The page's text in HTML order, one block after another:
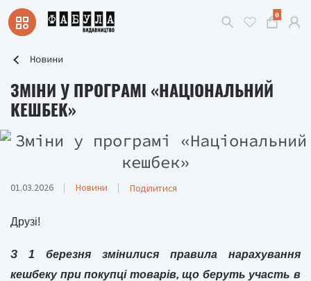
0
Новини
ЗМІНИ У ПРОГРАМІ «НАЦІОНАЛЬНИЙ
КЕШБЕК»
01.03.2026 Новини Поділитися
Друзі!
З 1 березня змінилися правила нарахування
кешбеку при покупці товарів, що беруть участь в